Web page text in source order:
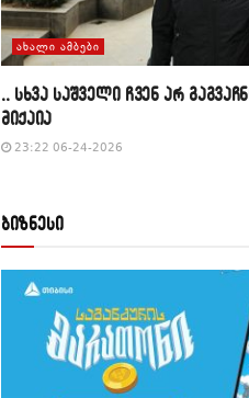
ᲐᲮᲐᲚᲘ ᲐᲛᲑᲔᲑᲘ
,, სხვა საშველი ჩვენ არ
მიქაია
23:22 06-24-2026
ბიზნესი